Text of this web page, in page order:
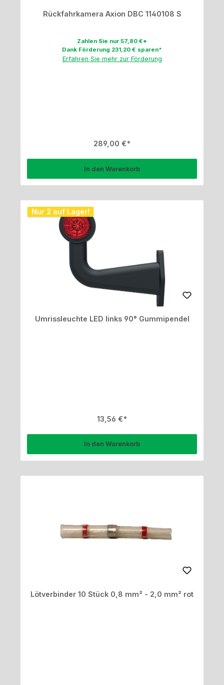
Rückfahrkamera Axion DBC 1140108 S
Zahlen Sie nur 57,80 €*
Dank Förderung 231,20 € sparen*
Erfahren Sie mehr zur Förderung
Regulärer Preis:
289,00 €
In den Warenkorb
Nur 2 auf Lager!
Umrissleuchte LED links 90° Gummipendel
Regulärer Preis:
13,56 €
In den Warenkorb
Lötverbinder 10 Stück 0,8 mm² - 2,0 mm² rot